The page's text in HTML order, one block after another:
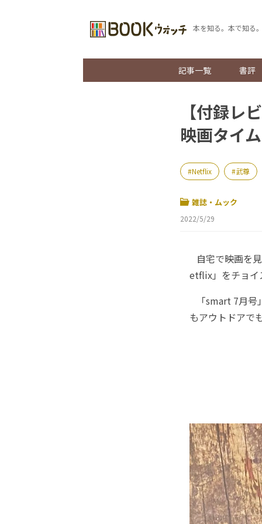
本を知る。本で知る
記事一覧 書評
【付録レ
映画タイ
Netflix 武尊
雑誌・ムック
2022/5/29
自宅で映画を
etflix」をチョイ
「smart 7月号
もアウトドアで